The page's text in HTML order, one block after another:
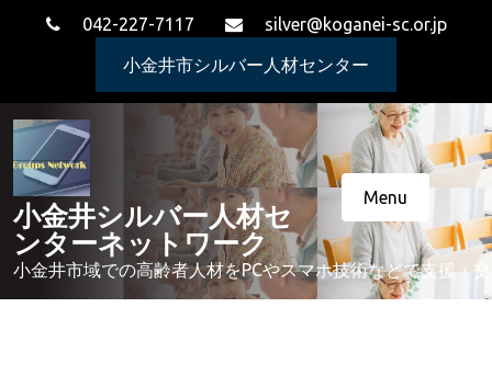
042-227-7117 silver@koganei-sc.or.jp
小金井市シルバー人材センター
小金井シルバー人材セ
ンターネットワーク
小金井市域での高齢者人材をPCやスマホ技術などで支援・
Menu